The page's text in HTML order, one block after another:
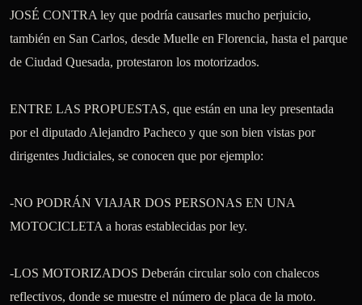
JOSÉ CONTRA ley que podría causarles mucho perjuicio,
también en San Carlos, desde Muelle en Florencia, hasta el parque
de Ciudad Quesada, protestaron los motorizados.
ENTRE LAS PROPUESTAS, que están en una ley presentada
por el diputado Alejandro Pacheco y que son bien vistas por
dirigentes Judiciales, se conocen que por ejemplo:
-NO PODRÁN VIAJAR DOS PERSONAS EN UNA
MOTOCICLETA a horas establecidas por ley.
-LOS MOTORIZADOS Deberán circular solo con chalecos
reflectivos, donde se muestre el número de placa de la moto.